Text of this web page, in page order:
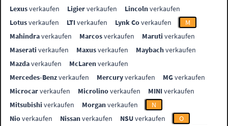
Lexusverkaufen Ligierverkaufen Lincolnverkaufen
Lotusverkaufen LTIverkaufen Lynk Coverkaufen
M
Mahindraverkaufen Marcosverkaufen Maruti verkaufen
Maserati verkaufen Maxusverkaufen Maybachverkaufen
Mazdaverkaufen McLarenverkaufen
Mercedes-Benzverkaufen Mercuryverkaufen MGverkaufen
Microcarverkaufen Microlinoverkaufen MINIverkaufen
Mitsubishi verkaufen Morganverkaufen
N
Nioverkaufen Nissanverkaufen NSUverkaufen
O